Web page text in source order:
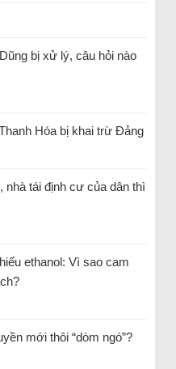
bị xử lý, câu hỏi nào
Hóa bị khai trừ Đảng
nhà tái định cư của dân thì
ethanol: Vì sao cam
mới thôi “dòm ngó”?